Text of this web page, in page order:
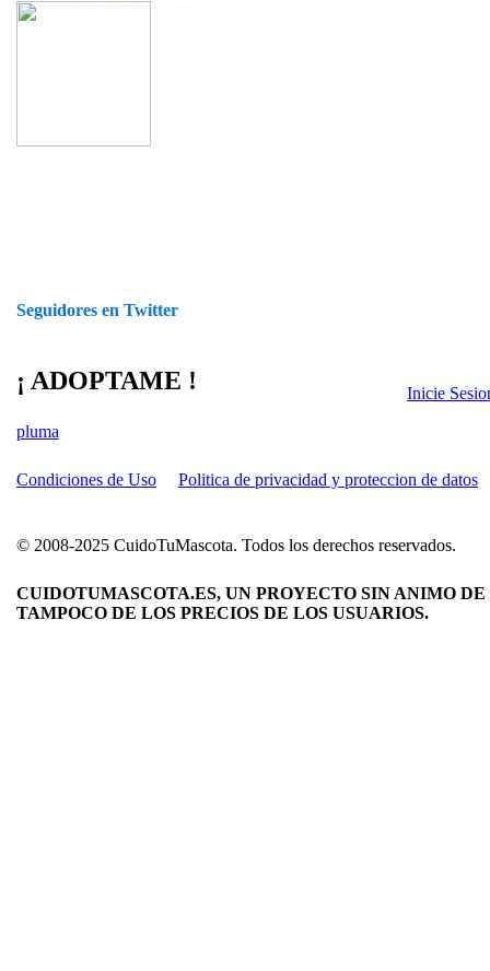
Seguidores en Twitter
¡ ADOPTAME !
pluma
Inicie
Condiciones de Uso Politica de privacidad y proteccion de datos
© 2008-2025 CuidoTuMascota. Todos los derechos reservados.
CUIDOTUMASCOTA.ES, UN PROYECTO SIN ANIMO
TAMPOCO DE LOS PRECIOS DE LOS USUARIOS.